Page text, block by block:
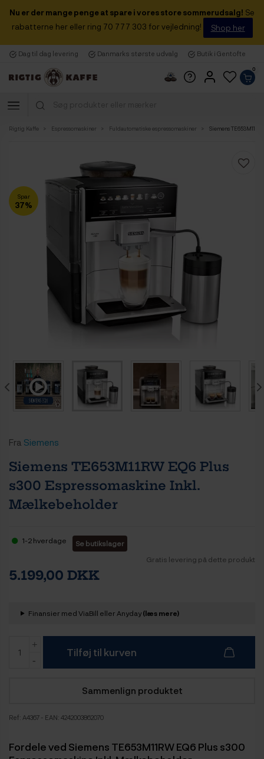
Nu er der mange penge at spare i vores store sommerudsalg! Se
rabatterne her eller ring 70 777 303 for vejledning!
Shop her
Dag til dag levering Danmarks største udvalg Butik i Gentofte
0
Rigtig Kaffe Espressomaskiner Fuldautomatiske espressomaskiner Siemens
Spar
37%
Fra Siemens
Siemens TE653M11RW EQ6 Plus
s300 Espressomaskine Inkl.
Mælkebeholder
1-2 hverdage
Se butikslager
Gratis levering på dette produkt
5.199,00 DKK
Finansier med ViaBill eller Anyday(læs mere)
Tilføj til kurven
Sammenlign produktet
Ref: A4367 - EAN: 4242003862070
Fordele ved Siemens TE653M11RW EQ6 Plus s300